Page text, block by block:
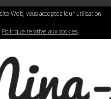
LIFESTYLE GRAPHIC DESIGN
Web, vous acceptez leur utilisation.
Politique relative aux cookies